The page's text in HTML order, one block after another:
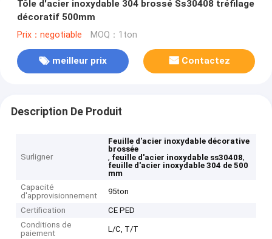
Tôle d'acier inoxydable 304 brossé Ss30408 ​​tréfilage
décoratif 500mm
Prix：negotiable MOQ：1ton
meilleur prix Contactez
Description De Produit
Surligner
Feuille d'acier inoxydable décorative
brossée
, feuille d'acier inoxydable ss30408,
feuille d'acier inoxydable 304 de 500
mm
Capacité
d'approvisionnement
95ton
Certification
CE PED
Conditions de
paiement
L/C, T/T